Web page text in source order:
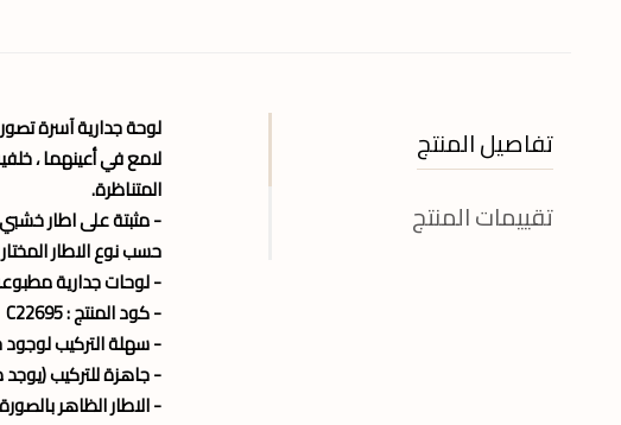
تفاصيل المنتج
تقييمات المنتج
لوحة جدارية آسرة
لامع في أعينهما ،
المتناظرة.
- مثبتة على اطار خشبي
حسب نوع الاطار
- لوحات جدارية
- كود المنتج : C22695
- سهلة التركيب
- جاهزة للتركيب
- الاطار الظاهر